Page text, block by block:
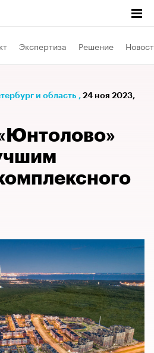
Экспертиза Решение
и область , 24 ноя 2023,